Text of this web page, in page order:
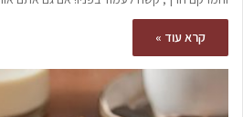
קרא עוד »